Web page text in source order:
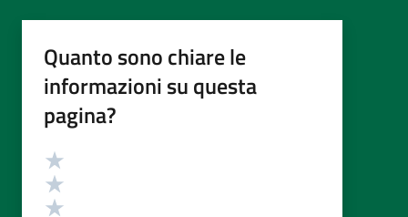
Quanto sono chiare le
informazioni su questa
pagina?
Valutazione